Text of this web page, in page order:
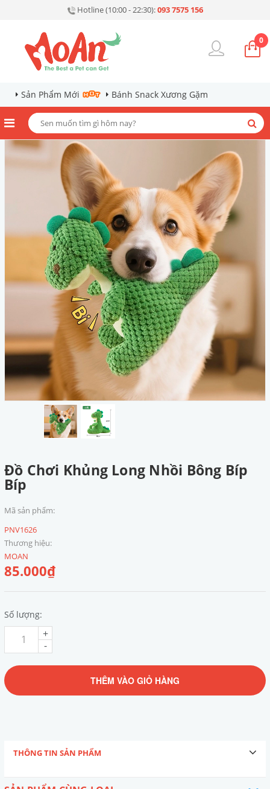
Hotline (10:00 - 22:30):093 7575 156
0
Sản Phẩm Mới Bánh Snack Xương Gặm
Đồ Chơi Khủng Long Nhồi Bông Bíp
Bíp
Mã sản phẩm:
PNV1626
Thương hiệu:
MOAN
85.000₫
Số lượng:
-
+
THÊM VÀO GIỎ HÀNG
THÔNG TIN SẢN PHẨM